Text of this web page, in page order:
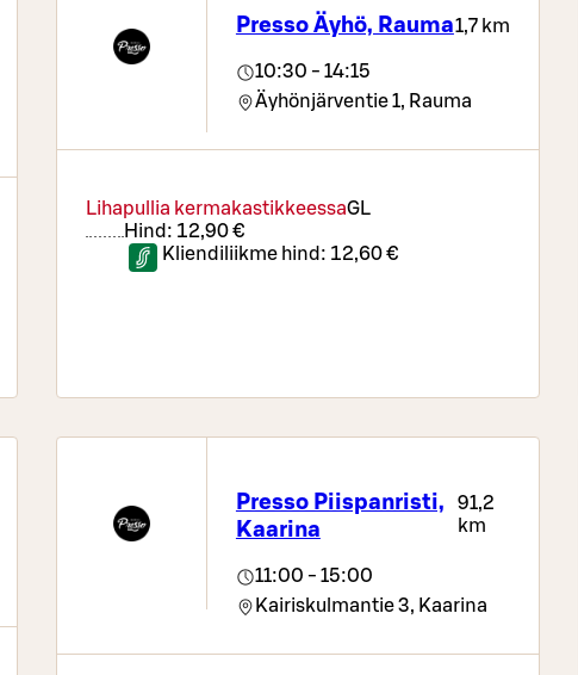
Presso Äyhö, Rauma1,7 km
10:30 - 14:15
Äyhönjärventie 1, Rauma
Lihapullia kermakastikkeessaGL
Hind: 12,90 €
Kliendiliikme hind: 12,60 €
Presso Piispanristi,
Kaarina
91,2
km
11:00 - 15:00
Kairiskulmantie 3, Kaarina